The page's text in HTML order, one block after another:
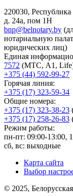
220030,
д. 24а, пом 1Н
bnp@belnotary.by
нотариальную
юридических лиц)
Единая
7572 (МТС, A1,
+375 (44) 592-99-27
Горячая линия:
+375 (17) 323-59-34
Общие номера:
+375 (17) 323-38-23
+375 (17) 258-26-83
Режим работы:
пн-пт: 09:00-13:00,
сб, вс: выходные
Карта сайта
Выбор
© 2025,